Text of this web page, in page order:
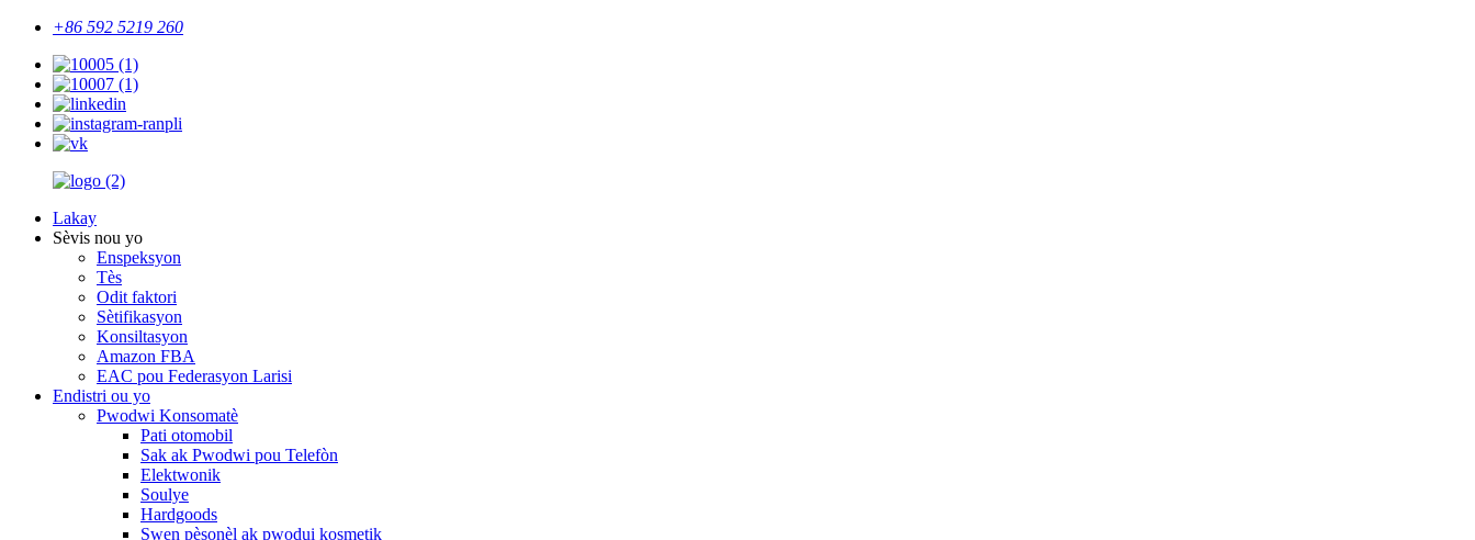
+86 592 5219 260
Lakay
Sèvis nou yo
Enspeksyon
Tès
Odit faktori
Sètifikasyon
Konsiltasyon
Amazon FBA
EAC pou Federasyon Larisi
Endistri ou yo
Pwodwi Konsomatè
Pati otomobil
Sak ak Pwodwi pou Telefòn
Elektwonik
Soulye
Hardgoods
Swen pèsonèl ak pwodui kosmetik